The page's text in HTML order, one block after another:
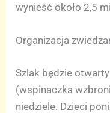
wynieść około 2,5
Organizacja
Szlak będzie
(wspinaczka
niedziele. Dzieci